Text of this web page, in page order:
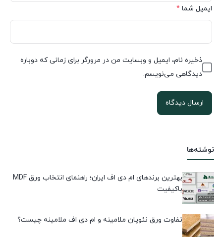
نوشته‌ها
بهترین برندهای ام دی اف ایران؛ راهنمای انتخاب ورق MDF
باکیفیت
تفاوت ورق نئوپان ملامینه و ام دی اف ملامینه چیست؟
ایمیل شما *
ذخیره نام، ایمیل و وبسایت من در مرورگر برای زمانی که دوباره
دیدگاهی می‌نویسم.